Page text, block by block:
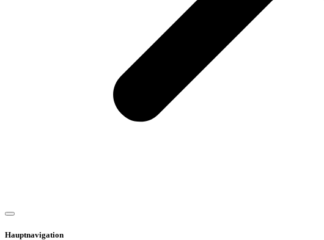
Hauptnavigation